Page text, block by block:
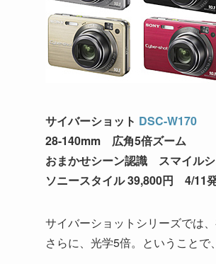
サイバーショット DSC-W170
28-140mm 広角5倍ズーム
おまかせシーン認識 スマイル
ソニースタイル 39,800円 4/11
サイバーショットシリーズでは
さらに、光学5倍。ということで